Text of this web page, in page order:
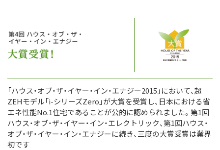
「ハウス・オブ・ザ・イヤー・イン・エナジー2015」において、超
ZEHモデル「i-シリーズZero」が大賞を受賞し、日本における省
エネ性能No.1住宅であることが公的に認められました。第1回
ハウス・オブ・ザ・イヤー・イン・エレクトリック、第1回ハウス・
オブ・ザ・イヤー・イン・エナジーに続き、三度の大賞受賞は業界
初です